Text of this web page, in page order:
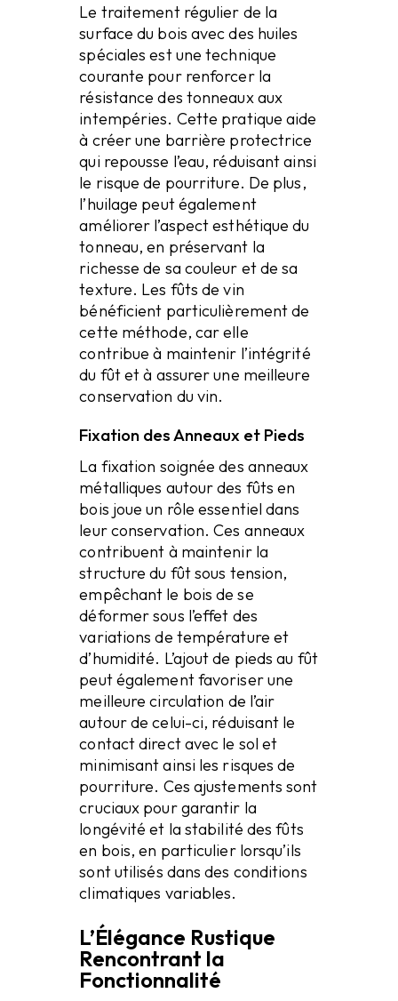
Le traitement régulier de la
surface du bois avec des huiles
spéciales est une technique
courante pour renforcer la
résistance des tonneaux aux
intempéries. Cette pratique aide
à créer une barrière protectrice
qui repousse l’eau, réduisant ainsi
le risque de pourriture. De plus,
l’huilage peut également
améliorer l’aspect esthétique du
tonneau, en préservant la
richesse de sa couleur et de sa
texture. Les fûts de vin
bénéficient particulièrement de
cette méthode, car elle
contribue à maintenir l’intégrité
du fût et à assurer une meilleure
conservation du vin.
Fixation des Anneaux et Pieds
La fixation soignée des anneaux
métalliques autour des fûts en
bois joue un rôle essentiel dans
leur conservation. Ces anneaux
contribuent à maintenir la
structure du fût sous tension,
empêchant le bois de se
déformer sous l’effet des
variations de température et
d’humidité. L’ajout de pieds au fût
peut également favoriser une
meilleure circulation de l’air
autour de celui-ci, réduisant le
contact direct avec le sol et
minimisant ainsi les risques de
pourriture. Ces ajustements sont
cruciaux pour garantir la
longévité et la stabilité des fûts
en bois, en particulier lorsqu’ils
sont utilisés dans des conditions
climatiques variables.
L’Élégance Rustique
Rencontrant la
Fonctionnalité